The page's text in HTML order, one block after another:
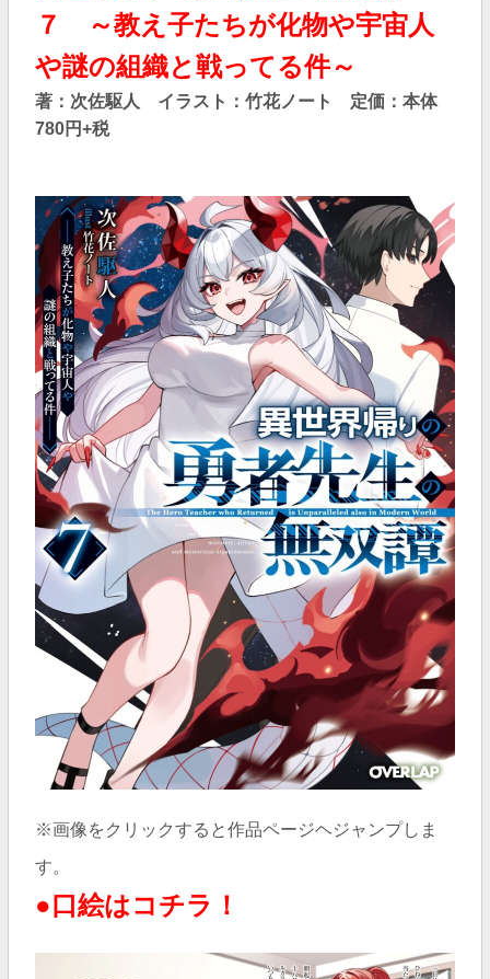
７ ～教え子たちが化物や宇宙人
や謎の組織と戦ってる件～
著：次佐駆人 イラスト：竹花ノート 定価：本体
780円+税
※画像をクリックすると作品ページヘジャンプしま
す。
●口絵はコチラ！